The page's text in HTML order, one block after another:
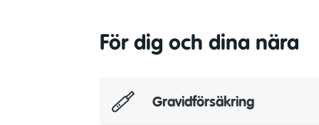
Bidrag lämnas med högst 40 000 kr.
Kristerapi Upp till 10
För dig och dina nära
Gravidförsäkring